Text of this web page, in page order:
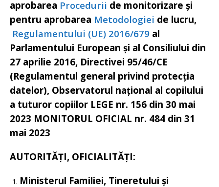
aprobarea Procedurii de monitorizare și
pentru aprobarea Metodologiei de lucru,
Regulamentului (UE) 2016/679 al
Parlamentului European și al Consiliului din
27 aprilie 2016, Directivei 95/46/CE
(Regulamentul general privind protecția
datelor), Observatorul național al copilului
a tuturor copiilor LEGE nr. 156 din 30 mai
2023 MONITORUL OFICIAL nr. 484 din 31
mai 2023
AUTORITĂȚI, OFICIALITĂȚI:
Ministerul Familiei, Tineretului și